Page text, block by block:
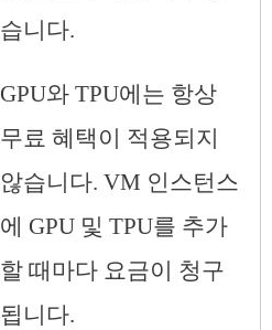
습니다.
GPU와 TPU에는 항상
무료 혜택이 적용되지
않습니다. VM 인스턴스
에 GPU 및 TPU를 추가
할 때마다 요금이 청구
됩니다.